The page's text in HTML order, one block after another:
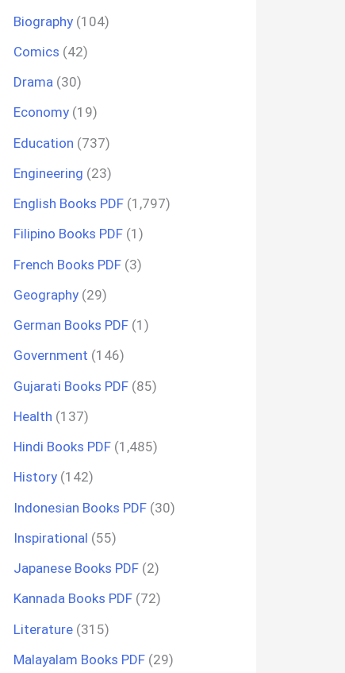
Biography (104)
Comics (42)
Drama (30)
Economy (19)
Education (737)
Engineering (23)
English Books PDF (1,797)
Filipino Books PDF (1)
French Books PDF (3)
Geography (29)
German Books PDF (1)
Government (146)
Gujarati Books PDF (85)
Health (137)
Hindi Books PDF (1,485)
History (142)
Indonesian Books PDF (30)
Inspirational (55)
Japanese Books PDF (2)
Kannada Books PDF (72)
Literature (315)
Malayalam Books PDF (29)